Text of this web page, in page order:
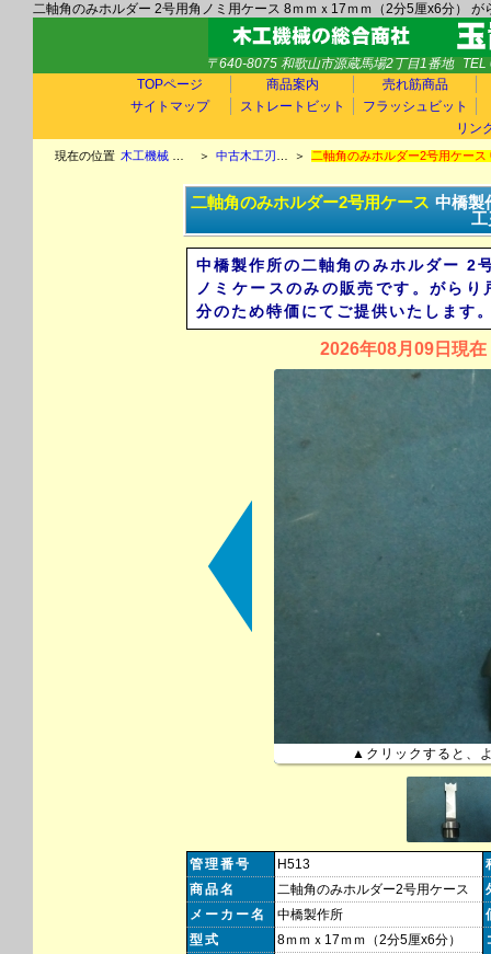
二軸角のみホルダー 2号用角ノミ用ケース 8ｍｍｘ17ｍｍ（2分5厘x6分）
〒640-8075 和歌山市源蔵馬場2丁目1番地
TEL
TOPページ
商品案内
売れ筋商品
サイトマップ
ストレートビット
フラッシュビット
リン
現在の位置 ＞ ＞ 二軸角のみホルダー2号用ケース
二軸角のみホルダー2号用ケース 中橋製
工
中橋製作所の二軸角のみホルダー 2
ノミケースのみの販売です。がら
分のため特価にてご提供いたします
2026年08月09日現
▲クリックすると、
管理番号
H513
商品名
二軸角のみホルダー2号用ケース
メーカー名
中橋製作所
型式
8ｍｍｘ17ｍｍ（2分5厘x6分）